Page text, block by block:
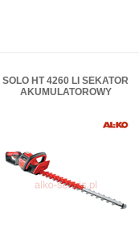
SOLO HT 4260 LI SEKATOR
AKUMULATOROWY